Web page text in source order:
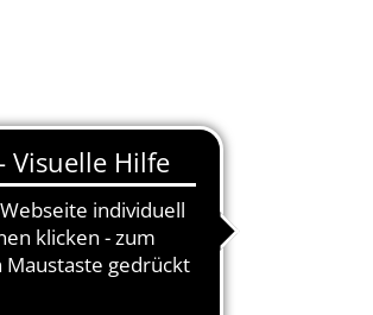
Kindertagesstätten